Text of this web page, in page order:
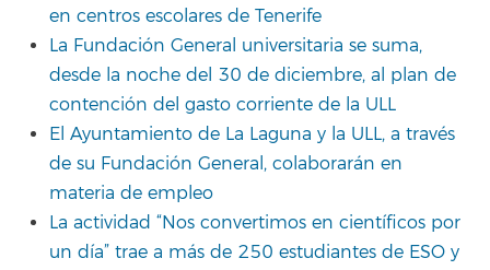
en centros escolares de Tenerife
La Fundación General universitaria se suma,
desde la noche del 30 de diciembre, al plan de
contención del gasto corriente de la ULL
El Ayuntamiento de La Laguna y la ULL, a través
de su Fundación General, colaborarán en
materia de empleo
La actividad “Nos convertimos en científicos por
un día” trae a más de 250 estudiantes de ESO y